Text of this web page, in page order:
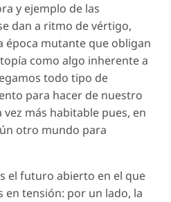
y ejemplo de las
dan a ritmo de vértigo,
época mutante que obligan
como algo inherente a
todo tipo de
para hacer de nuestro
más habitable pues, en
otro mundo para
el futuro abierto en el que
en tensión: por un lado, la